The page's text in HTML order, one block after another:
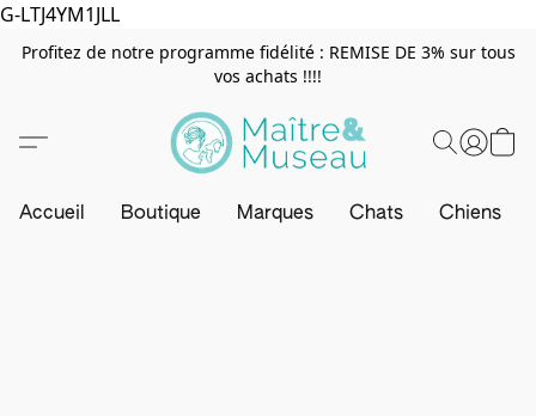
G-LTJ4YM1JLL
Profitez de notre programme fidélité : REMISE DE 3% sur tous
vos achats !!!!
Accueil Boutique Marques Chats Chiens